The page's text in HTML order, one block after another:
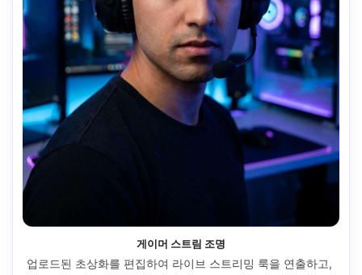
게이머 스트림 조명
업로드된 초상화를 편집하여 라이브 스트리밍 룩을 연출하고,